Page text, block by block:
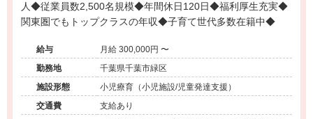
人◆従業員数2,500名規模◆年間休日120日◆福利厚生充実◆
関東圏でもトップクラスの年収◆子育て世代多数在籍中◆
給与
月給 300,000円 〜
勤務地
千葉県千葉市緑区
施設形態
小児療育（小児施設/児童発達支援）
交通費
支給あり